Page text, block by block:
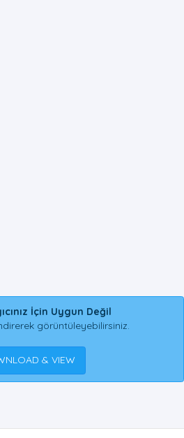
İçin Uygun Değil
görüntüleyebilirsiniz.
& VIEW